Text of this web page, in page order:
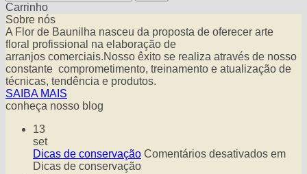
Carrinho
Sobre nós
A Flor de Baunilha nasceu da proposta de oferecer arte
floral profissional na elaboração de
arranjos comerciais.Nosso êxito se realiza através de nosso
constante comprometimento, treinamento e atualização de
técnicas, tendência e produtos.
SAIBA MAIS
conheça nosso blog
13
set
Dicas de conservação Comentários desativados em
Dicas de conservação